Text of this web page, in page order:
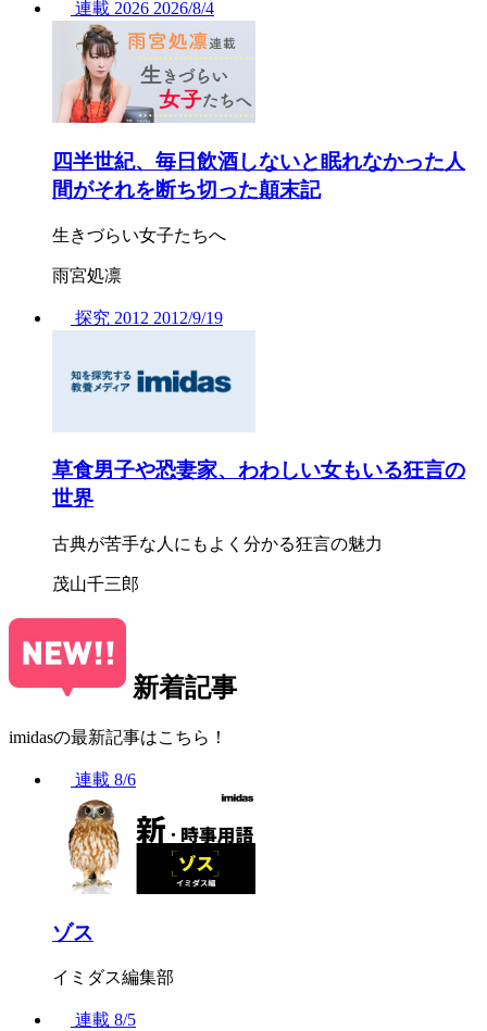
連載 2026 2026/8/4
四半世紀、毎日飲酒しないと眠れなかった人
間がそれを断ち切った顛末記
生きづらい女子たちへ
雨宮処凛
探究 2012 2012/9/19
草食男子や恐妻家、わわしい女もいる狂言の
世界
古典が苦手な人にもよく分かる狂言の魅力
茂山千三郎
新着記事
imidasの最新記事はこちら！
連載 8/6
ゾス
イミダス編集部
連載 8/5